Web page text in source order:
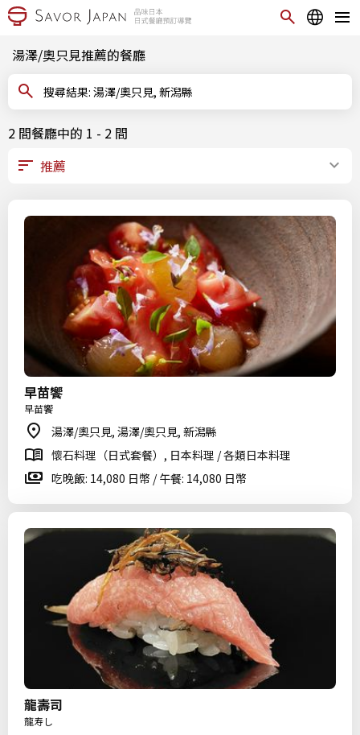
湯澤/奧只見推薦的餐廳
搜尋結果: 湯澤/奧只見, 新潟縣
2 間餐廳中的 1 - 2 間
早苗饗
早苗饗
湯澤/奧只見, 湯澤/奧只見, 新潟縣
懷石料理（日式套餐）, 日本料理 / 各類日本料理
吃晚飯: 14,080 日幣 / 午餐: 14,080 日幣
龍壽司
龍寿し